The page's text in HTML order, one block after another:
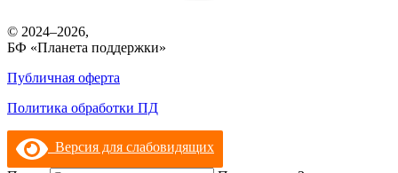
© 2024–2026,
БФ «Планета поддержки»
Публичная оферта
Политика обработки ПД
Версия для слабовидящих